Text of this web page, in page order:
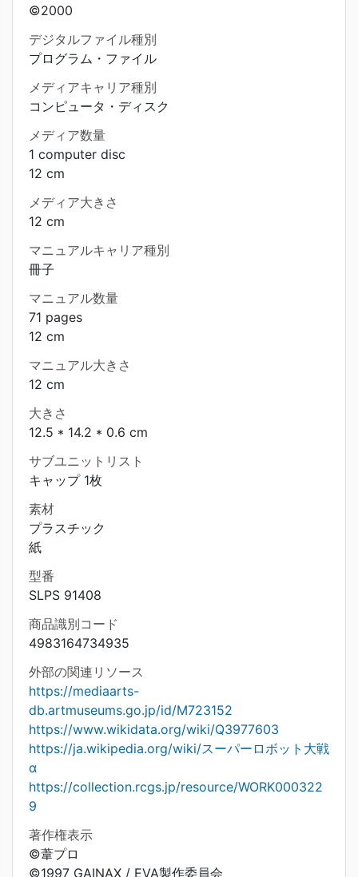
©2000
デジタルファイル種別
プログラム・ファイル
メディアキャリア種別
コンピュータ・ディスク
メディア数量
1 computer disc
12 cm
メディア大きさ
12 cm
マニュアルキャリア種別
冊子
マニュアル数量
71 pages
12 cm
マニュアル大きさ
12 cm
大きさ
12.5 * 14.2 * 0.6 cm
サブユニットリスト
キャップ 1枚
素材
プラスチック
紙
型番
SLPS 91408
商品識別コード
4983164734935
外部の関連リソース
https://mediaarts-
db.artmuseums.go.jp/id/M723152
https://www.wikidata.org/wiki/Q3977603
https://ja.wikipedia.org/wiki/スーパーロボット大戦
α
https://collection.rcgs.jp/resource/WORK000322
9
著作権表示
©葦プロ
©1997 GAINAX / EVA製作委員会